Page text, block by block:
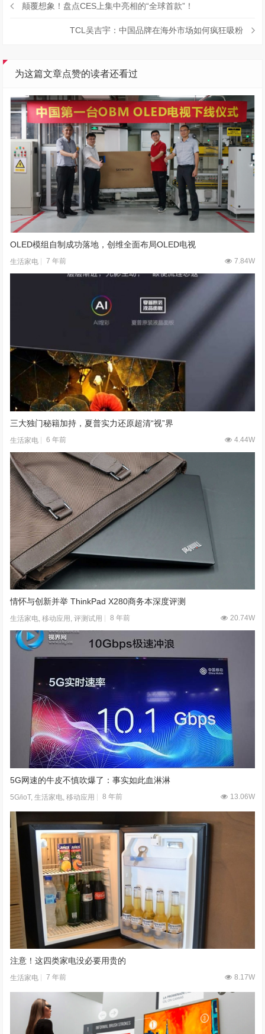
颠覆想象！盘点CES上集中亮相的“全球首款”！
TCL吴吉宇：中国品牌在海外市场如何疯狂吸粉
为这篇文章点赞的读者还看过
OLED模组自制成功落地，创维全面布局OLED电视
生活家电 7 年前 7.84W
三大独门秘籍加持，夏普实力还原超清“视”界
生活家电 6 年前 4.44W
情怀与创新并举 ThinkPad X280商务本深度评测
生活家电,移动应用 ,评测试用 8 年前 20.74W
5G网速的牛皮不慎吹爆了：事实如此血淋淋
5G/ioT,生活家电,移动应用 8 年前 13.06W
注意！这四类家电没必要用贵的
生活家电 7 年前 8.17W